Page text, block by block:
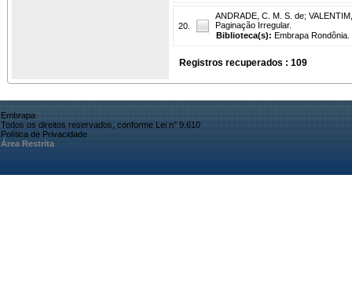
20.
ANDRADE, C. M. S. de;
Paginação Irregular.
Biblioteca(s): Embrapa Rondônia.
Registros recuperados : 109
Embrapa
Todos os direitos reservados, conforme Lei n° 9.610
Política de Privacidade
Área Restrita